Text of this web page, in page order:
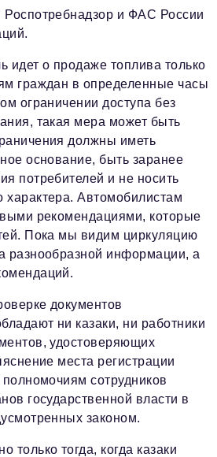
и ФАС России
идет о продаже топлива только
граждан в определенные часы
ограничении доступа без
такая мера может быть
должны иметь
основание, быть заранее
потребителей и не носить
характера. Автомобилистам
рекомендациями, которые
Пока мы видим циркуляцию
разнообразной информации, а
документов
ни казаки, ни работники
удостоверяющих
места регистрации
полномочиям сотрудников
государственной власти в
законом.
только тогда, когда казаки